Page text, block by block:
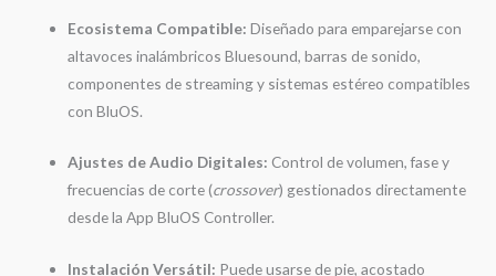
Ecosistema Compatible: Diseñado para emparejarse con
altavoces inalámbricos Bluesound, barras de sonido,
componentes de streaming y sistemas estéreo compatibles
con BluOS.
Ajustes de Audio Digitales: Control de volumen, fase y
frecuencias de corte (crossover) gestionados directamente
desde la App BluOS Controller.
Instalación Versátil: Puede usarse de pie, acostado